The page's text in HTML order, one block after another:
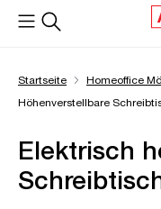
springen
Startseite Homeoffice
Höhenverstellbare
Elektrisch